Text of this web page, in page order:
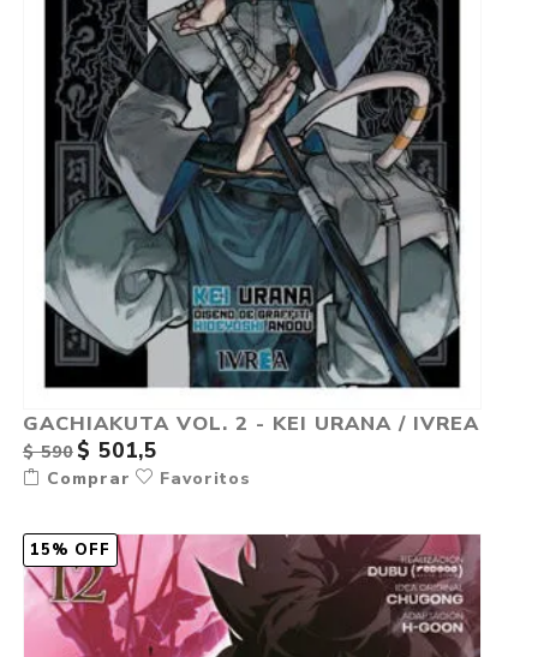
GACHIAKUTA VOL. 2 - KEI URANA / IVREA
$ 590 $ 501,5
Comprar Favoritos
15% OFF